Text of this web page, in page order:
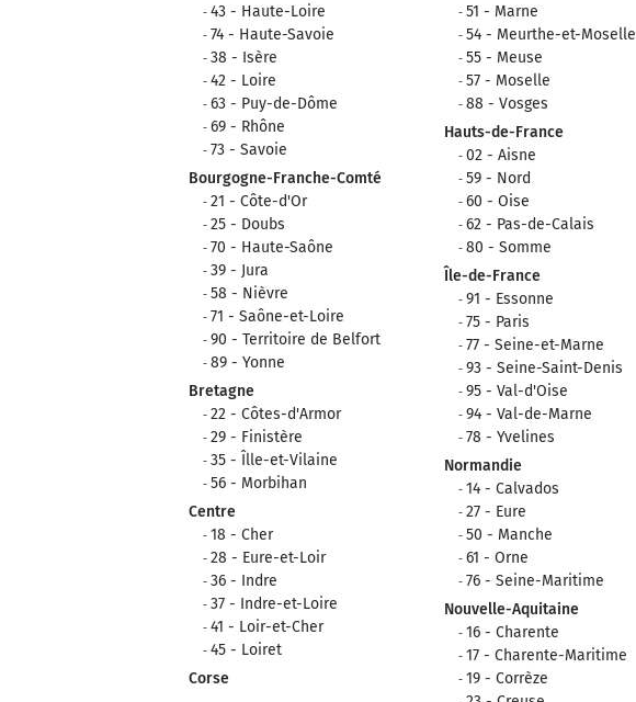
43 - Haute-Loire
74 - Haute-Savoie
38 - Isère
42 - Loire
63 - Puy-de-Dôme
69 - Rhône
73 - Savoie
Bourgogne-Franche-Comté
21 - Côte-d'Or
25 - Doubs
70 - Haute-Saône
39 - Jura
58 - Nièvre
71 - Saône-et-Loire
90 - Territoire de Belfort
89 - Yonne
Bretagne
22 - Côtes-d'Armor
29 - Finistère
35 - Îlle-et-Vilaine
56 - Morbihan
Centre
18 - Cher
28 - Eure-et-Loir
36 - Indre
37 - Indre-et-Loire
41 - Loir-et-Cher
45 - Loiret
Corse
51 - Marne
54 - Meurthe-et-Moselle
55 - Meuse
57 - Moselle
88 - Vosges
Hauts-de-France
02 - Aisne
59 - Nord
60 - Oise
62 - Pas-de-Calais
80 - Somme
Île-de-France
91 - Essonne
75 - Paris
77 - Seine-et-Marne
93 - Seine-Saint-Denis
95 - Val-d'Oise
94 - Val-de-Marne
78 - Yvelines
Normandie
14 - Calvados
27 - Eure
50 - Manche
61 - Orne
76 - Seine-Maritime
Nouvelle-Aquitaine
16 - Charente
17 - Charente-Maritime
19 - Corrèze